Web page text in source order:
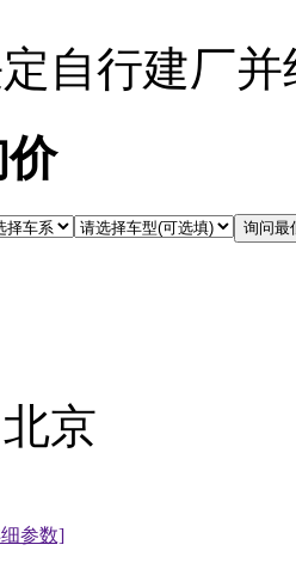
自行建厂并
北京
参数]